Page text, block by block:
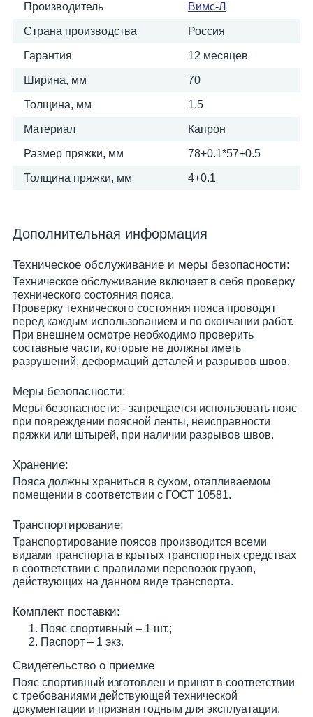
Производитель Вимс-Л
Страна производства Россия
Гарантия 12 месяцев
Ширина, мм 70
Толщина, мм 1.5
Материал Капрон
Размер пряжки, мм 78+0.1*57+0.5
Толщина пряжки, мм 4+0.1
Дополнительная информация
Техническое обслуживание и меры безопасности:
Техническое обслуживание включает в себя проверку
технического состояния пояса.
Проверку технического состояния пояса проводят
перед каждым использованием и по окончании работ.
При внешнем осмотре необходимо проверить
составные части, которые не должны иметь
разрушений, деформаций деталей и разрывов швов.
Меры безопасности:
Меры безопасности: - запрещается использовать пояс
при повреждении поясной ленты, неисправности
пряжки или штырей, при наличии разрывов швов.
Хранение:
Пояса должны храниться в сухом, отапливаемом
помещении в соответствии с ГОСТ 10581.
Транспортирование:
Транспортирование поясов производится всеми
видами транспорта в крытых транспортных средствах
в соответствии с правилами перевозок грузов,
действующих на данном виде транспорта.
Комплект поставки:
Пояс спортивный – 1 шт.;
Паспорт – 1 экз.
Свидетельство о приемке
Пояс спортивный изготовлен и принят в соответствии
с требованиями действующей технической
документации и признан годным для эксплуатации.